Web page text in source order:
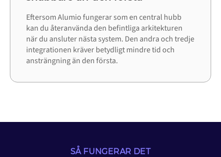
Eftersom Alumio fungerar som en central hubb
kan du återanvända den befintliga arkitekturen
när du ansluter nästa system. Den andra och tredje
integrationen kräver betydligt mindre tid och
ansträngning än den första.
SÅ FUNGERAR DET